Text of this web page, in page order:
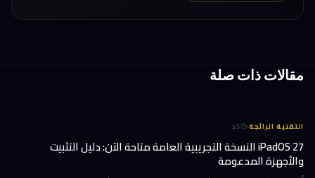
مقالات ذات صلة
التقنية الرائجة·
5د
iPadOS 27 النسخة التجريبية العامة متاحة الآن: دليل التثبيت
والأجهزة المدعومة